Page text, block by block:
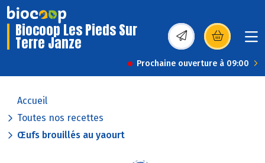
Biocoop Les Pieds Sur
Terre Janze (s’ouvre dans une
Prochaine ouverture à 09:00
Accueil
Toutes nos recettes
Œufs brouillés au yaourt